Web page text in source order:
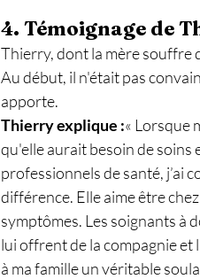
4. Témoignage de
Thierry, dont la mère souffre
Au début, il n'était pas
apporte.
Thierry explique :« Lorsque
qu'elle aurait besoin de soins
professionnels de santé, j’ai
différence. Elle aime être
symptômes. Les soignants à
lui offrent de la compagnie et
à ma famille un véritable